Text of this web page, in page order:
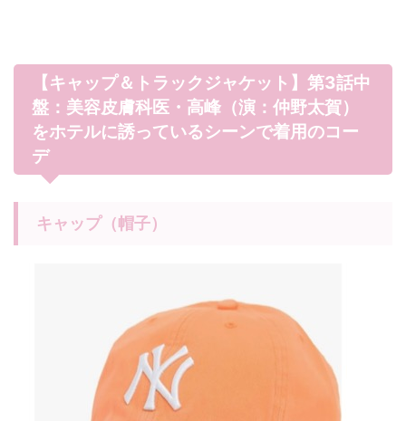
【キャップ＆トラックジャケット】第3話中
盤：美容皮膚科医・高峰（演：仲野太賀）
をホテルに誘っているシーンで着用のコー
デ
キャップ（帽子）